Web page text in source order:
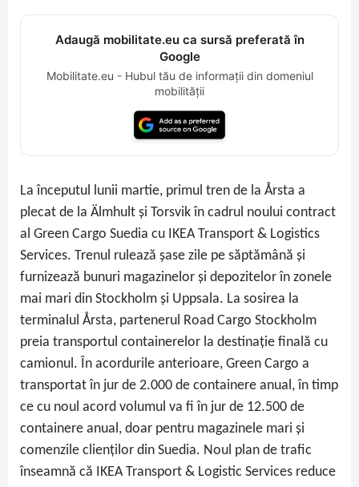
Adaugă mobilitate.eu ca sursă preferată în
Google
Mobilitate.eu - Hubul tău de informații din domeniul
mobilității
La începutul lunii martie, primul tren de la Årsta a
plecat de la Älmhult și Torsvik în cadrul noului contract
al Green Cargo Suedia cu IKEA Transport & Logistics
Services. Trenul rulează șase zile pe săptămână și
furnizează bunuri magazinelor și depozitelor în zonele
mai mari din Stockholm și Uppsala. La sosirea la
terminalul Årsta, partenerul Road Cargo Stockholm
preia transportul containerelor la destinație finală cu
camionul. În acordurile anterioare, Green Cargo a
transportat în jur de 2.000 de containere anual, în timp
ce cu noul acord volumul va fi în jur de 12.500 de
containere anual, doar pentru magazinele mari și
comenzile clienților din Suedia. Noul plan de trafic
înseamnă că IKEA Transport & Logistic Services reduce